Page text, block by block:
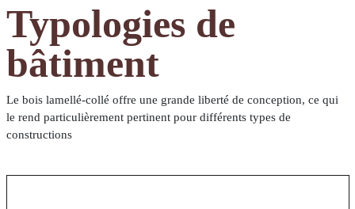
Typologies de
bâtiment
Le bois lamellé-collé offre une grande liberté de conception, ce qui
le rend particulièrement pertinent pour différents types de
constructions